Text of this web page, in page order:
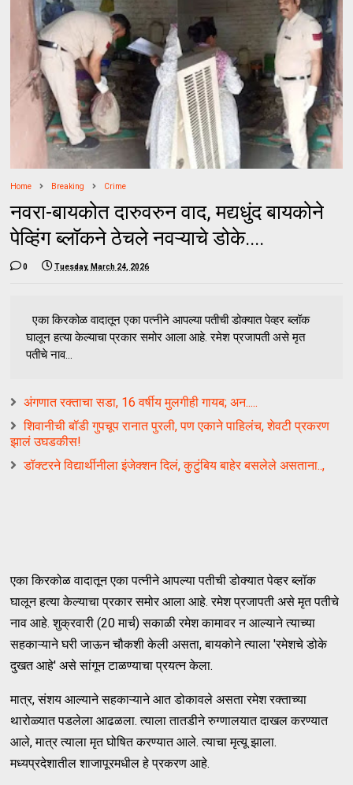
Home Breaking Crime
नवरा-बायकोत दारुवरुन वाद, मद्यधुंद बायकोने
पेव्हिंग ब्लॉकने ठेचले नवऱ्याचे डोके....
0 Tuesday, March 24, 2026
एका किरकोळ वादातून एका पत्नीने आपल्या पतीची डोक्यात पेव्हर ब्लॉक
घालून हत्या केल्याचा प्रकार समोर आला आहे. रमेश प्रजापती असे मृत
पतीचे नाव...
अंगणात रक्ताचा सडा, 16 वर्षीय मुलगीही गायब; अन.....
शिवानीची बॉडी गुपचूप रानात पुरली, पण एकाने पाहिलंच, शेवटी प्रकरण
झालं उघडकीस!
डॉक्टरने विद्यार्थीनीला इंजेक्शन दिलं, कुटुंबिय बाहेर बसलेले असताना..,
एका किरकोळ वादातून एका पत्नीने आपल्या पतीची डोक्यात पेव्हर ब्लॉक
घालून हत्या केल्याचा प्रकार समोर आला आहे. रमेश प्रजापती असे मृत पतीचे
नाव आहे. शुक्रवारी (20 मार्च) सकाळी रमेश कामावर न आल्याने त्याच्या
सहकाऱ्याने घरी जाऊन चौकशी केली असता, बायकोने त्याला 'रमेशचे डोके
दुखत आहे' असे सांगून टाळण्याचा प्रयत्न केला.
मात्र, संशय आल्याने सहकाऱ्याने आत डोकावले असता रमेश रक्ताच्या
थारोळ्यात पडलेला आढळला. त्याला तातडीने रुग्णालयात दाखल करण्यात
आले, मात्र त्याला मृत घोषित करण्यात आले. त्याचा मृत्यू झाला.
मध्यप्रदेशातील शाजापूरमधील हे प्रकरण आहे.